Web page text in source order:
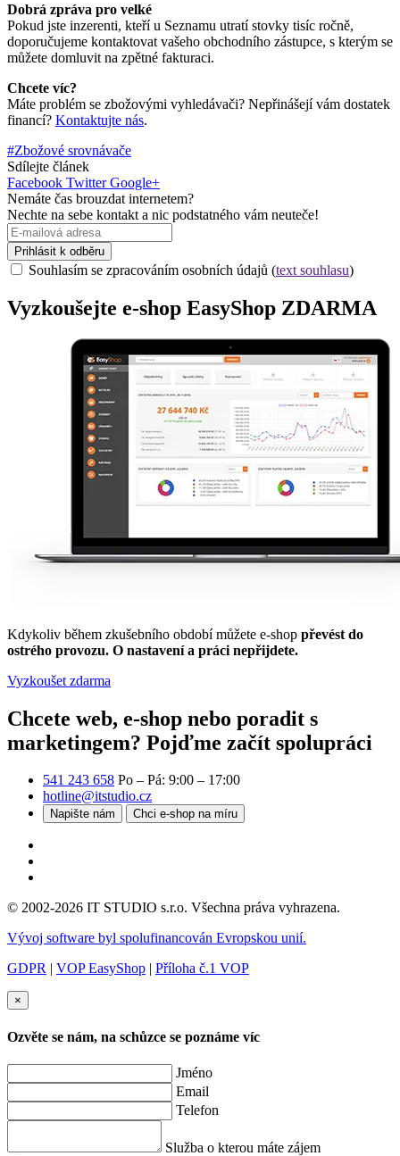
Dobrá zpráva pro velké
Pokud jste inzerenti, kteří u Seznamu utratí stovky tisíc ročně,
doporučujeme kontaktovat vašeho obchodního zástupce, s kterým se
můžete domluvit na zpětné fakturaci.
Chcete víc?
Máte problém se zbožovými vyhledávači? Nepřinášejí vám dostatek
financí? Kontaktujte nás.
#Zbožové srovnávače
Sdílejte článek
Facebook Twitter Google+
Nemáte čas brouzdat internetem?
Nechte na sebe kontakt a nic podstatného vám neuteče!
Prihlásit k odběru
Souhlasím se zpracováním osobních údajů (text souhlasu)
Vyzkoušejte e-shop EasyShop ZDARMA
Kdykoliv během zkušebního období můžete e-shop převést do
ostrého provozu. O nastavení a práci nepřijdete.
Vyzkoušet zdarma
Chcete web, e-shop nebo poradit s
marketingem? Pojďme začít spolupráci
541 243 658 Po – Pá: 9:00 – 17:00
hotline@itstudio.cz
Napište nám Chci e-shop na míru
© 2002-2026 IT STUDIO s.r.o. Všechna práva vyhrazena.
Vývoj software byl spolufinancován Evropskou unií.
GDPR | VOP EasyShop | Příloha č.1 VOP
×
Ozvěte se nám, na schůzce se poznáme víc
Jméno
Email
Telefon
Služba o kterou máte zájem